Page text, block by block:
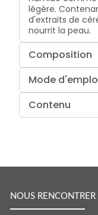
légère.
d'extraits de
nourrit la peau.
Composition
Mode
Contenu
NOUS RENCONTRER